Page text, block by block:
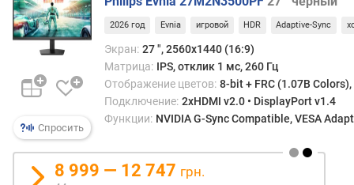
в
ы
м
п
о
т
з
в
Спросить
2026 год Evnia игровой HDR Adaptive-Sync
Экран: 27 ", 2560x1440 (16:9)
Матрица: IPS, отклик 1 мс, 260 Гц
Отображение цветов: 8-bit + FRC (1.07B Colors),
Подключение: 2xHDMI v2.0 • DisplayPort v1.4
Функции: NVIDIA G-Sync Compatible, VESA
8 999 — 12 747 грн.